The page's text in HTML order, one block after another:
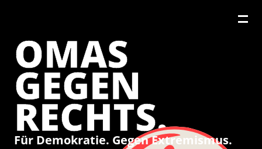
OMAS
GEGEN
RECHTS.
Für Demokratie. Gegen Extremismus.